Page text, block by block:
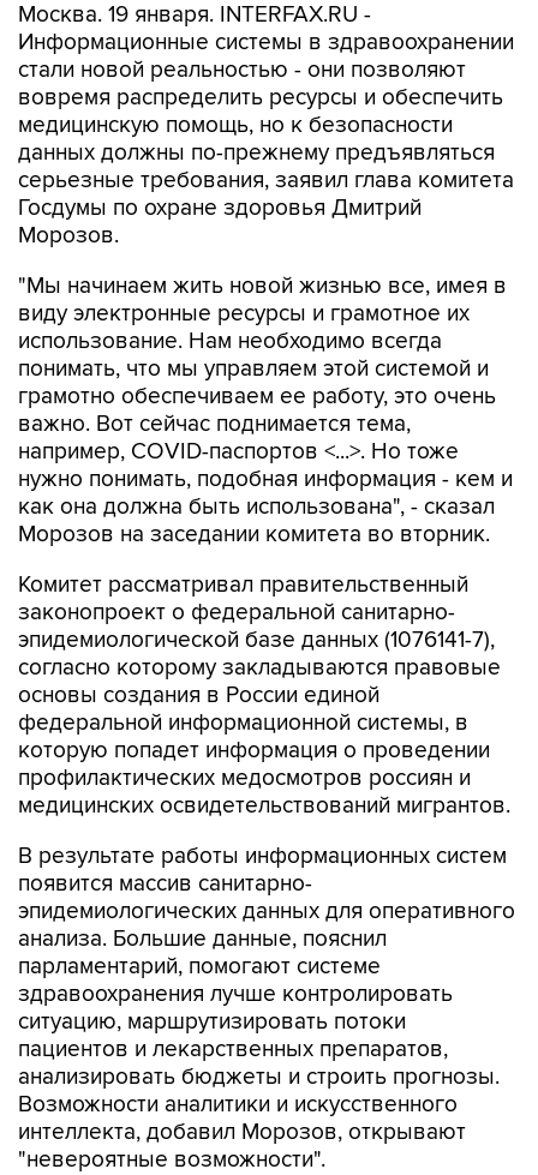
Москва. 19 января. INTERFAX.RU -
Информационные системы в здравоохранении
стали новой реальностью - они позволяют
вовремя распределить ресурсы и обеспечить
медицинскую помощь, но к безопасности
данных должны по-прежнему предъявляться
серьезные требования, заявил глава комитета
Госдумы по охране здоровья Дмитрий
Морозов.
"Мы начинаем жить новой жизнью все, имея в
виду электронные ресурсы и грамотное их
использование. Нам необходимо всегда
понимать, что мы управляем этой системой и
грамотно обеспечиваем ее работу, это очень
важно. Вот сейчас поднимается тема,
например, COVID-паспортов <...>. Но тоже
нужно понимать, подобная информация - кем и
как она должна быть использована", - сказал
Морозов на заседании комитета во вторник.
Комитет рассматривал правительственный
законопроект о федеральной санитарно-
эпидемиологической базе данных (1076141-7),
согласно которому закладываются правовые
основы создания в России единой
федеральной информационной системы, в
которую попадет информация о проведении
профилактических медосмотров россиян и
медицинских освидетельствований мигрантов.
В результате работы информационных систем
появится массив санитарно-
эпидемиологических данных для оперативного
анализа. Большие данные, пояснил
парламентарий, помогают системе
здравоохранения лучше контролировать
ситуацию, маршрутизировать потоки
пациентов и лекарственных препаратов,
анализировать бюджеты и строить прогнозы.
Возможности аналитики и искусственного
интеллекта, добавил Морозов, открывают
"невероятные возможности".